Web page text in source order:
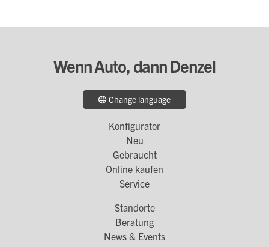
Wenn Auto, dann Denzel
Change language
Konfigurator
Neu
Gebraucht
Online kaufen
Service
Standorte
Beratung
News & Events